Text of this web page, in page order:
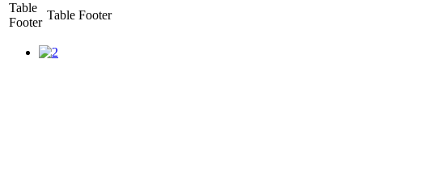
Table
Footer
Table Footer